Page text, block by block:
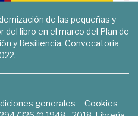
de las pequeñas y
libro en el marco del Plan de
y Resiliencia. Convocatoria
generales
Cookies